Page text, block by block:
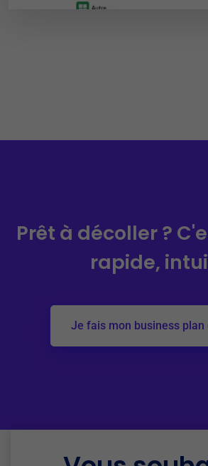
Prêt à décoller ?
rapide,
Je fais mon business plan